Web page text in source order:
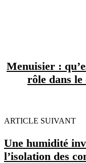
Menuisier :
rôle dans le
ARTICLE SUIVANT
Une humidité
l’isolation des